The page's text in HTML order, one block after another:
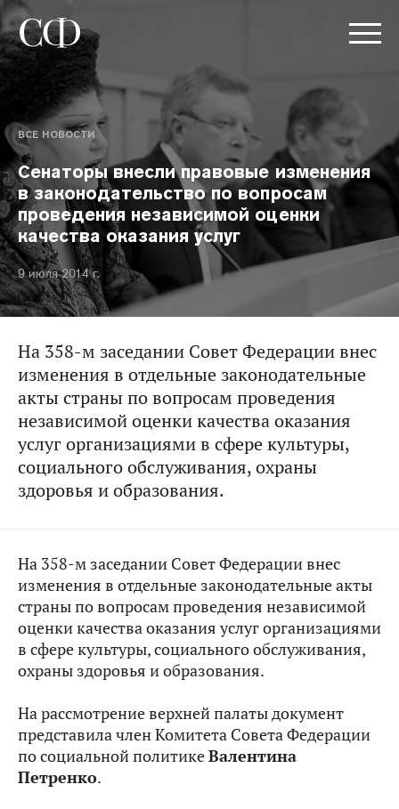
ВСЕ НОВОСТИ
Сенаторы внесли правовые изменения
в законодательство по вопросам
проведения независимой оценки
качества оказания услуг
9 июля 2014 г.
На 358-м заседании Совет Федерации внес
изменения в отдельные законодательные
акты страны по вопросам проведения
независимой оценки качества оказания
услуг организациями в сфере культуры,
социального обслуживания, охраны
здоровья и образования.
На 358-м заседании Совет Федерации внес
изменения в отдельные законодательные акты
страны по вопросам проведения независимой
оценки качества оказания услуг организациями
в сфере культуры, социального обслуживания,
охраны здоровья и образования.
На рассмотрение верхней палаты документ
представила член Комитета Совета Федерации
по социальной политикеВалентина
Петренко.